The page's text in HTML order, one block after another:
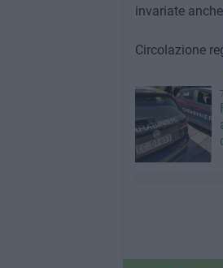
invariate
Circolazione